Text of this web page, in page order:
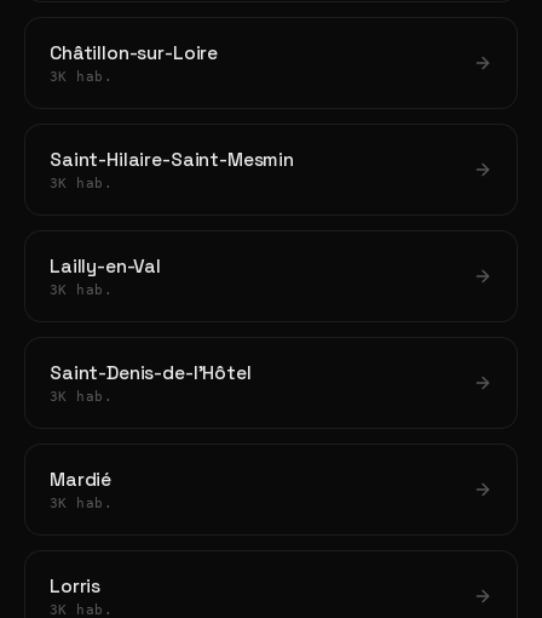
Châtillon-sur-Loire
3K hab.
Saint-Hilaire-Saint-Mesmin
3K hab.
Lailly-en-Val
3K hab.
Saint-Denis-de-l'Hôtel
3K hab.
Mardié
3K hab.
Lorris
3K hab.